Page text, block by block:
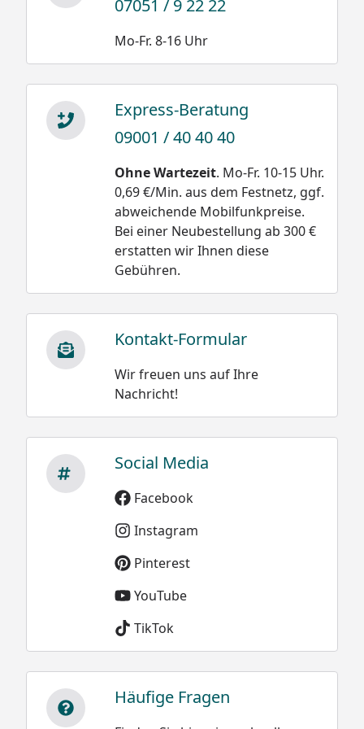
Das Zustandekommen kritischer Schneemengen
ist aus drei Gründen praktisch auszuschließen.
XIMAX Carports sind gut unterlüftete
Konstruktionen, hinzu kommen Dachneigung und
eine glatte Oberfläche aus Polycarbonat. Diese
Eigenschaften bewirken optimales
Abrutschverhalten bei geringster
Sonneneinwirkung, selbst bei diffusem Licht.
Trotzdem empfehlen wir das Dach spätestens kurz
vor Erreichen des angegebenen Schneelastwertes
Schneegewichte:
Neuschnee trocken
Neuschnee schwach
gebunden 50 bis 100
kg/m³
Neuschnee stark
gebunden 100 bis 200
200 bis 400 kg/m³
Altschnee feucht
nass 300 bis 500
kg/m³
Damit wäre die
bei Altschnee:
07051 / 9 22 22
Mo-Fr. 8-16 Uhr
Express-Beratung
09001 / 40 40 40
Ohne Wartezeit. Mo-Fr. 10-15 Uhr.
0,69 €/Min. aus dem Festnetz, ggf.
abweichende Mobilfunkpreise.
Bei einer Neubestellung ab 300 €
erstatten wir Ihnen diese
Gebühren.
Kontakt-Formular
Wir freuen uns auf Ihre
Nachricht!
Social Media
Facebook
Instagram
Pinterest
YouTube
TikTok
Häufige Fragen